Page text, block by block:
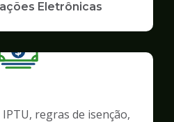
Eletrônicas
regras de isenção,